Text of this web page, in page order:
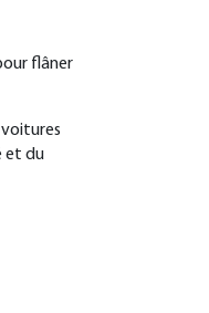
flâner
et du